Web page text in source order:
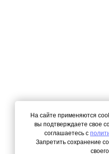
© 2026 Все
На сайте применяются
вы подтверждаете свое
соглашаетесь с
Запретить сохранение